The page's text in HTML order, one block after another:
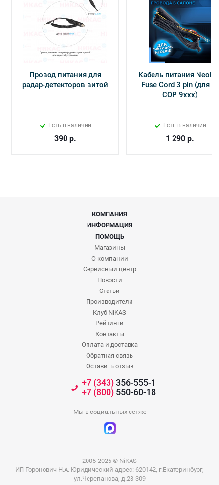
Провод питания для
радар-детекторов витой
Есть в наличии
390р.
Кабель питания
Fuse Cord 3 pin (для Х-
СОР 9ххх)
Есть в наличии
1 290 р.
КОМПАНИЯ
ИНФОРМАЦИЯ
ПОМОЩЬ
Магазины
О компании
Сервисный центр
Новости
Статьи
Производители
Клуб NiKAS
Рейтинги
Контакты
Оплата и доставка
Обратная связь
Оставить отзыв
+7 (343)356-555-1
+7 (800)550-60-18
Мы в социальных сетях:
2005-2026 © NiKAS
ИП Горонович Н.А. Юридический адрес: 620142, г.Екатеринбург,
ул.Черепанова, д.28-309